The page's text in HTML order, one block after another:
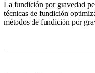
La fundición por gravedad
técnicas de fundición
métodos de fundición por